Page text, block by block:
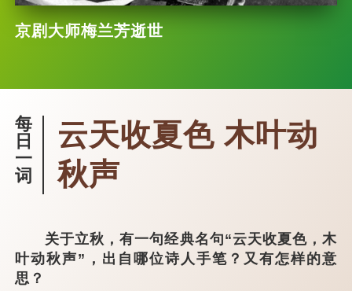
京剧大师梅兰芳逝世
每
日
一
词
云天收夏色 木叶动
秋声
关于立秋，有一句经典名句“云天收夏色，木
叶动秋声”，出自哪位诗人手笔？又有怎样的意
思？